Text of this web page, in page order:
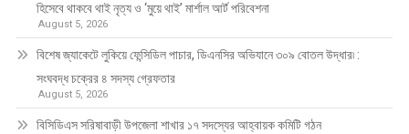
হিসেবে থাকবে থাই নৃত্য ও ‘মুয়ে থাই’ মার্শাল আর্ট পরিবেশনা
August 5, 2026
বিশেষ জ্যাকেটে লুকিয়ে ফেন্সিডিল পাচার, ডিএনসির অভিযানে ৩০৯ বোতল উদ্ধার৷ :
সংঘবদ্ধ চক্রের ৪ সদস্য গ্রেফতার
August 5, 2026
বিসিডিএস সরিষাবাড়ী উপজেলা শাখার ১৭ সদস্যের আহ্বায়ক কমিটি গঠন